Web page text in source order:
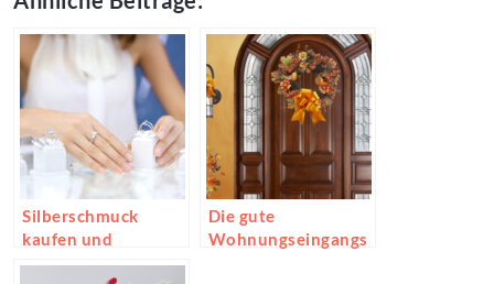
Silberschmuck
kaufen und
verkaufen wie ein
Die gute
Wohnungseingangs